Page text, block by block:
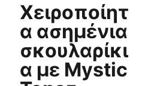
Χειροποίητ
α ασημένια
σκουλαρίκι
α με Mystic